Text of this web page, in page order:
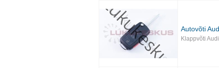
Autovõti
Klappvõti